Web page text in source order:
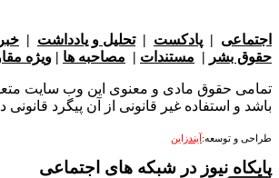
|پادکست|تحلیل و یادداشت|خبر و
بشر| مستندات|مصاحبه ها|ویژه مقاومت
حقوق مادی و معنوی این وب سایت متعلق به
استفاده غیر قانونی از آن پیگرد قانونی دارد.
توسعه: آیندزاین
نیوز در شبکه های اجتماعی